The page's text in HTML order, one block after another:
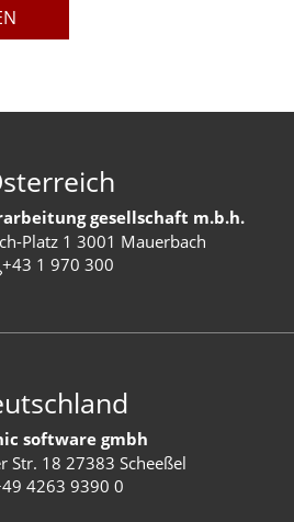
gesellschaft m.b.h.
Platz 1 3001 Mauerbach
+43 1 970 300
software gmbh
Str. 18 27383 Scheeßel
4263 9390 0